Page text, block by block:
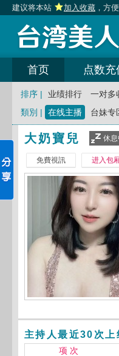
建议将本站 加入收藏 ，方
首页 点数充
排序 | 业绩排行 一对多
類別 |
在线主播 台妹专
大奶寶兒 休息
免費視訊 进入包
主持人最近30次上
项 次